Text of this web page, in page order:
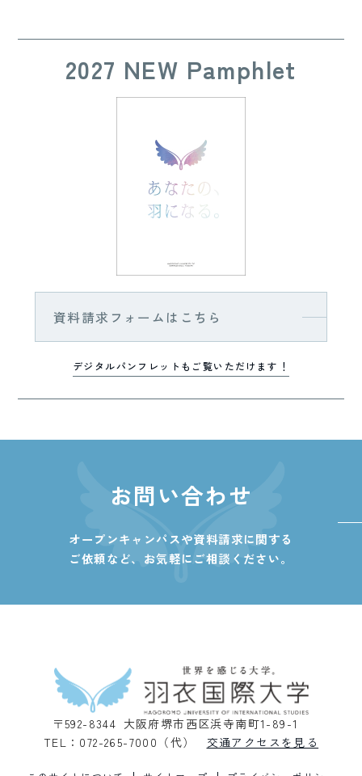
2027 NEW Pamphlet
資料請求フォームはこちら
デジタルパンフレットもご覧いただけます！
お問い合わせ
オープンキャンパスや資料請求に関する
ご依頼など、 お気軽にご相談ください。
〒592-8344 大阪府堺市西区浜寺南町1-89-1
TEL：072-265-7000（代）
交通アクセスを見る